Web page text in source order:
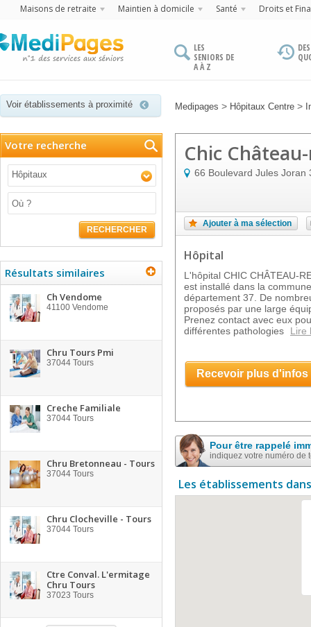
Maisons de retraite Maintien à domicile Santé Droits et
LES
SENIORS DE
A À Z
Voir établissements à proximité Medipages > Hôpitaux Centre >
Votre recherche
Hôpitaux
RECHERCHER
Résultats similaires
Ch Vendome
41100 Vendome
Chru Tours Pmi
37044 Tours
Creche Familiale
37044 Tours
Chru Bretonneau - Tours
37044 Tours
Chru Clocheville - Tours
37044 Tours
Ctre Conval. L'ermitage
Chru Tours
37023 Tours
Chic
66 Boulevard Jules Joran
Ajouter à ma sélection
Hôpital
L'hôpital CHIC CHÂTEAU-
est installé dans la
département 37. De
proposés par une large
Prenez contact avec eux
différentes pathologies
Lire
Recevoir plus d'infos
Pour être rappelé
indiquez votre numéro de
Les établissements